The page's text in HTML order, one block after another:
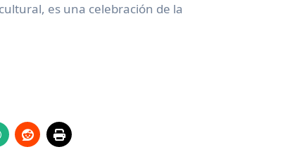
es una celebración de la